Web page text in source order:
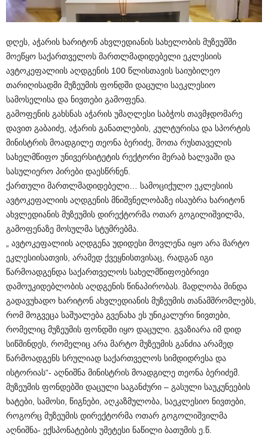
დღეს, აჭარის ხარიტონ ახვლედიანის სახელობის მუზეუმში
მოეწყო საქართველოს მართლმადიდებელი ეკლესიის
ავტოკეფალიის აღდგენის 100 წლისთავის საიუბილეო
თარიღისადმი მუზეუმის ფონდში დაცული საეკლესიო
სამოსელისა და ნივთები გამოფენა.
გამოფენის გახსნას აჭარის უმაღლესი საბჭოს თავმჯდომარე
დავით გაბაიძე, აჭარის განათლების, კულტურისა და სპორტის
მინისტრის მოადგილე თეონა ბერიძე, შოთა რუსთაველის
სახელმწიფო უნივერსიტეტის რექტორი მერაბ ხალვაში და
სასულიერო პირები დაესწრნენ.
ქართული მართლმადიდებელი… სამოციქულო ეკლესიის
ავტოკეფალიის აღდგენის მნიშვნელობაზე ისაუბრა ხარიტონ
ახვლედიანის მუზეუმის დირექტორმა ოთარ გოგილიშვილმა,
გამოფენაზე მოსულმა სტუმრებმა.
„ ავტოკეფალიის აღდგენა უდიდესი მოვლენა იყო არა მარტო
ეკლესიისათვის, არამედ ქვეყნისთვისაც, რადგან იგი
წარმოადგენდა საქართველოს სახელმწიფოებრივი
დამოუკიდებლობის აღდგენის წინაპირობას. მადლობა მინდა
გადავუხადო ხარიტონ ახვლედიანის მუზეუმის თანამშრომლებს,
რომ მოგვეცა საშუალება გვენახა ეს უნიკალური ნივთები,
რომელიც მუზეუმის ფონდში იყო დაცული. გვაზიარა იმ დიდ
სიწმინდეს, რომელიც არა მარტო მუზეუმის განძია არამედ
წარმოადგენს სრულიად საქართველოს სიმდიდრესა და
ისტორიას“- აღნიშნა მინისტრის მოადგილე თეონა ბერიძემ.
მუზეუმის ფონდებში დაცული საგანძური – გასული საუკუნეების
ხატები, სამოსი, წიგნები, აღკაზმულობა, საეკლესიო ნივთები,
როგორც მუზეუმის დირექტორმა ოთარ გოგოლიშვილმა
აღნიშნა- ექსპონატების უმეტესი ნაწილი ბათუმის ე.წ.